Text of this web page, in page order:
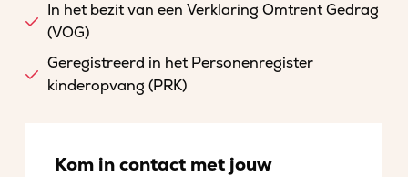
In het bezit van een Verklaring Omtrent Gedrag
(VOG)
Geregistreerd in het Personenregister
kinderopvang (PRK)
Kom in contact met jouw